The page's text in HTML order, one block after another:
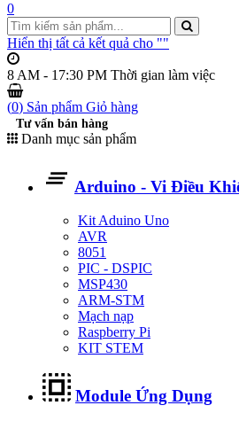
0
Hiển thị tất cả kết quả cho ""
8 AM - 17:30 PM Thời gian làm việc
(0) Sản phẩm Giỏ hàng
Tư vấn bán hàng
Danh mục sản phẩm
Arduino - Vi Điều
Kit Aduino Uno
AVR
8051
PIC - DSPIC
MSP430
ARM-STM
Mạch nạp
Raspberry Pi
KIT STEM
Module Ứng Dụng